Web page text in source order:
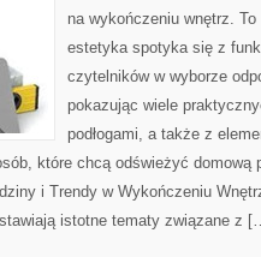
na wykończeniu wnętrz.
estetyka spotyka się z
czytelników w wyborze
pokazując wiele
podłogami, a także z
które chcą odświeżyć domową
i Trendy w Wykończeniu
istotne tematy związane z